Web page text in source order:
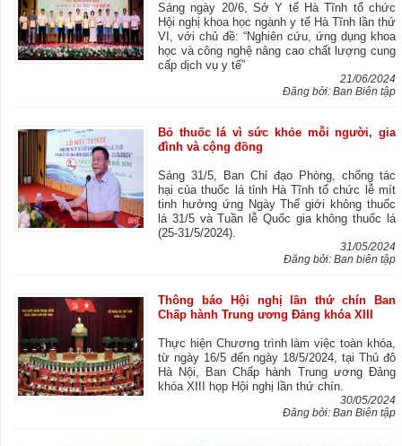
Sáng ngày 20/6, Sở Y tế Hà Tĩnh tổ chức
Hội nghị khoa học ngành y tế Hà Tĩnh lần thứ
VI, với chủ đề: “Nghiên cứu, ứng dụng khoa
học và công nghệ nâng cao chất lượng cung
cấp dịch vụ y tế”
21/06/2024
Đăng bởi: Ban Biên tập
Bỏ thuốc lá vì sức khỏe mỗi người, gia
đình và cộng đồng
Sáng 31/5, Ban Chỉ đạo Phòng, chống tác
hại của thuốc lá tỉnh Hà Tĩnh tổ chức lễ mít
tinh hưởng ứng Ngày Thế giới không thuốc
lá 31/5 và Tuần lễ Quốc gia không thuốc lá
(25-31/5/2024).
31/05/2024
Đăng bởi: Ban biên tập
Thông báo Hội nghị lần thứ chín Ban
Chấp hành Trung ương Đảng khóa XIII
Thực hiện Chương trình làm việc toàn khóa,
từ ngày 16/5 đến ngày 18/5/2024, tại Thủ đô
Hà Nội, Ban Chấp hành Trung ương Đảng
khóa XIII họp Hội nghị lần thứ chín.
30/05/2024
Đăng bởi: Ban Biên tập